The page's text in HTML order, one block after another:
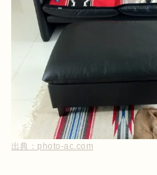
出典： photo-ac.com